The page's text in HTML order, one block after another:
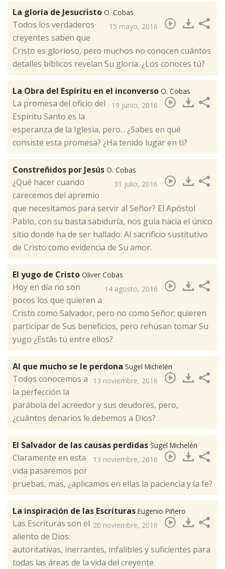
La gloria de Jesucristo O. Cobas
15 mayo, 2016
Todos los verdaderos
creyentes saben que
Cristo es glorioso,​ pero muchos no conocen cuántos
detalles bíblicos revelan Su gloria. ¿Los conoces tú?
La Obra del Espíritu en el inconverso O. Cobas
19 junio, 2016
La promesa del oficio del
Espíritu Santo es la
esperanza de la Iglesia, pero... ¿Sabes en qué
consiste esta promesa? ¿Ha tenido lugar en ti? ​
Constreñidos por Jesús O. Cobas
31 julio, 2016
¿Qué hacer cuando
carecemos del apremio
que necesitamos para servir al Señor? El Apóstol
Pablo, con su basta sabiduría, nos guía hacia el único
sitio donde ha de ser hallado: Al sacrificio sustitutivo
de Cristo como evidencia de Su amor​.
El yugo de Cristo Oliver Cobas
14 agosto, 2016
​Hoy en día no son
pocos los que quieren a
Cristo como Salvador, pero no como Señor; quieren
participar de Sus beneficios, pero rehúsan tomar Su
yugo ¿Estás tú entre ellos?
Al que mucho se le perdona Sugel Michelén
13 noviembre, 2016
Todos conocemos a
la perfección la
parábola del acreedor y sus deudores, pero,
¿cuántos denarios le debemos a Dios?​
El Salvador de las causas perdidas Sugel Michelén
13 noviembre, 2016
Claramente en esta
vida pasaremos por
pruebas, mas, ¿aplicamos en ellas la paciencia y la fe?​
La inspiración de las Escrituras Eugenio Piñero
20 noviembre, 2016
Las Escrituras son el
aliento de Dios:
autoritativas, inerrantes, infalibles y suficientes para
todas las áreas de la vida del creyente.​